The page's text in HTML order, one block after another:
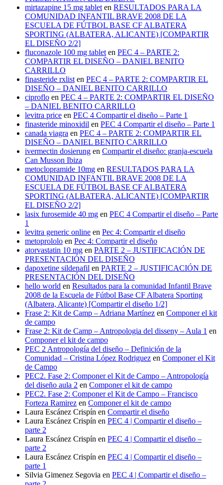
mirtazapine 15 mg tablet en RESULTADOS PARA LA
COMUNIDAD INFANTIL BRAVE 2008 DE LA
ESCUELA DE FÚTBOL BASE CF ALBATERA
SPORTING (ALBATERA, ALICANTE) [COMPARTIR
EL DISEÑO 2/2]
fluconazole 100 mg tablet en PEC 4 – PARTE 2:
COMPARTIR EL DISEÑO – DANIEL BENITO
CARRILLO
finasteride rxlist en PEC 4 – PARTE 2: COMPARTIR EL
DISEÑO – DANIEL BENITO CARRILLO
ciproflo en PEC 4 – PARTE 2: COMPARTIR EL DISEÑO
– DANIEL BENITO CARRILLO
levitra price en PEC 4 Compartir el diseño – Parte 1
finasteride minoxidil en PEC 4 Compartir el diseño – Parte 1
canada viagra en PEC 4 – PARTE 2: COMPARTIR EL
DISEÑO – DANIEL BENITO CARRILLO
ivermectin dosierung en Compartir el diseño: granja-escuela
Can Musson Ibiza
metoclopramide 10mg en RESULTADOS PARA LA
COMUNIDAD INFANTIL BRAVE 2008 DE LA
ESCUELA DE FÚTBOL BASE CF ALBATERA
SPORTING (ALBATERA, ALICANTE) [COMPARTIR
EL DISEÑO 2/2]
lasix furosemide 40 mg en PEC 4 Compartir el diseño – Parte
1
levitra generic online en Pec 4: Compartir el diseño
metoprololo en Pec 4: Compartir el diseño
atorvastatin 10 mg en PARTE 2 – JUSTIFICACIÓN DE
PRESENTACIÓN DEL DISEÑO
dapoxetine sildenafil en PARTE 2 – JUSTIFICACIÓN DE
PRESENTACIÓN DEL DISEÑO
hello world en Resultados para la comunidad Infantil Brave
2008 de la Escuela de Fútbol Base CF Albatera Sporting
(Albatera, Alicante) [Compartir el diseño 1/2]
Frase 2: Kit de Camp – Adriana Martínez en Componer el kit
de campo
Frase 2: Kit de Camp – Antropologia del disseny – Aula 1 en
Componer el kit de campo
PEC 2 Antropología del diseño – Definición de la
Comunidad – Cristina López Rodriguez en Componer el Kit
de Campo
PEC2. Fase 2: Componer el Kit de Campo – Antropología
del diseño aula 2 en Componer el kit de campo
PEC2. Fase 2: Componer el Kit de Campo – Francisco
Forteza Ramirez en Componer el kit de campo
Laura Escánez Crispín en Compartir el diseño
Laura Escánez Crispín en PEC 4 | Compartir el diseño –
parte 2
Laura Escánez Crispín en PEC 4 | Compartir el diseño –
parte 2
Laura Escánez Crispín en PEC 4 | Compartir el diseño –
parte 1
Silvia Gimenez Segovia en PEC 4 | Compartir el diseño –